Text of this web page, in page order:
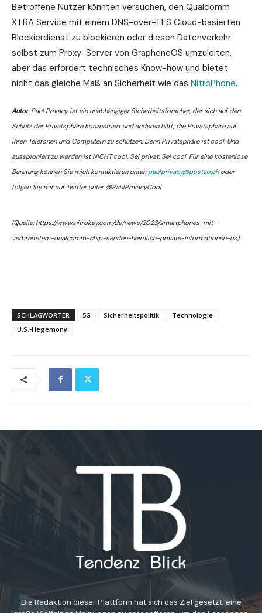
Betroffene Nutzer könnten versuchen, den Qualcomm
XTRA Service mit einem DNS-over-TLS Cloud-basierten
Blockierdienst zu blockieren oder diesen Datenverkehr
selbst zum Proxy-Server von GrapheneOS umzuleiten,
aber das erfordert technisches Know-how und bietet
nicht das gleiche Maß an Sicherheit wie das NitroPhone.
Autor: Paul Privacy ist ein unabhängiger Sicherheitsforscher, der sich auf den
Schutz der Privatsphäre konzentriert und anderen hilft, die Privatsphäre auf
ihren Telefonen und Computern zu schützen. Denn Privatsphäre ist cool. Und
ausspioniert zu werden ist NICHT cool. Sei privat. Sei cool. Für eine kostenlose
Beratung können Sie mich kontaktieren unter:paulprivacy@posteo.choder
folgen Sie mir auf Twitter unter @PaulPrivacyCool
(Quelle: https://www.nitrokey.com/de/news/2023/smartphones-mit-
verbreitetem-qualcomm-chip-senden-heimlich-private-informationen-us)
SCHLAGWÖRTER 5G Sicherheitspolitik
Technologie
U.S.-Hegemony
Die Redaktion dieser Plattform hat sich das Ziel gesetzt, eine